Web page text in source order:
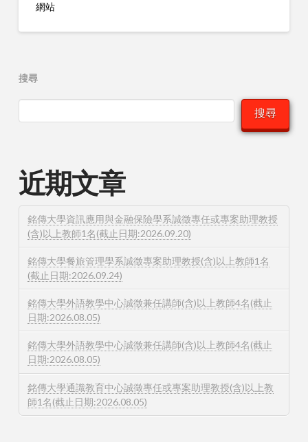
網站
搜尋
搜尋
近期文章
銘傳大學資訊應用與金融保險學系誠徵專任或專案助理教授
(含)以上教師1名(截止日期:2026.09.20)
銘傳大學餐旅管理學系誠徵專案助理教授(含)以上教師1名
(截止日期:2026.09.24)
銘傳大學外語教學中心誠徵兼任講師(含)以上教師4名(截止
日期:2026.08.05)
銘傳大學外語教學中心誠徵兼任講師(含)以上教師4名(截止
日期:2026.08.05)
銘傳大學通識教育中心誠徵專任或專案助理教授(含)以上教
師1名(截止日期:2026.08.05)